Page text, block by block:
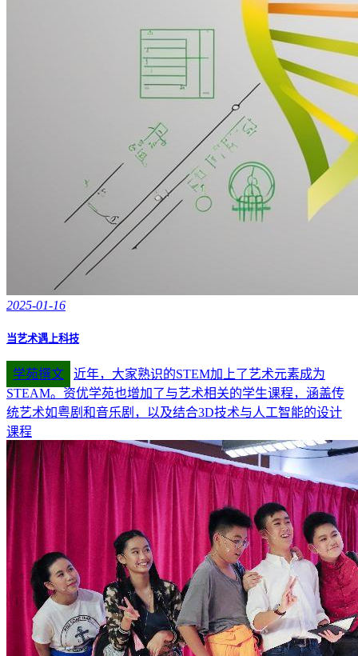
2025-01-16
当艺术遇上科技
学苑撰文
近年，大家熟识的STEM加上了艺术元素成为
STEAM。资优学苑也增加了与艺术相关的学生课程，涵盖传
统艺术如粤剧和音乐剧，以及结合3D技术与人工智能的设计
课程